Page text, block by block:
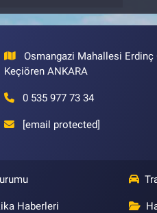
Osmangazi Mahallesi Erdinç
Keçiören ANKARA
0 535 977 73 34
[email protected]
Haberleri